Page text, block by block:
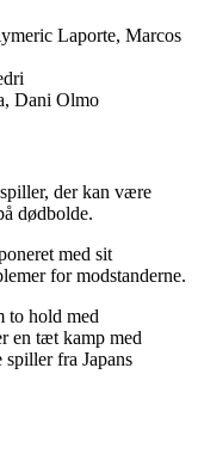
Laporte, Marcos
Dani Olmo
der kan være
dødbolde.
med sit
for modstanderne.
to hold med
en tæt kamp med
spiller fra Japans